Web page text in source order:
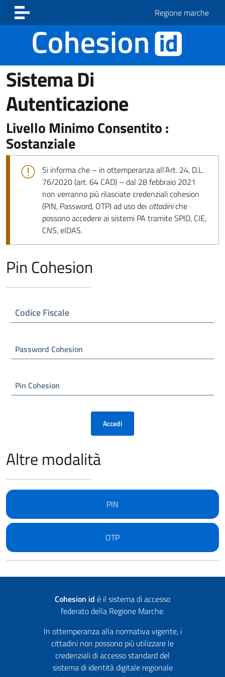
Vai ai contenuti
Vai al footer
Regione marche
Sistema Di
Autenticazione
Livello Minimo Consentito :
Sostanziale
Si informa che – in ottemperanza all’Art. 24, D.L.
76/2020 (art. 64 CAD) – dal 28 febbraio 2021
non verranno più rilasciate credenziali cohesion
(PIN, Password, OTP) ad uso dei cittadiniche
possono accedere ai sistemi PA tramite SPID, CIE,
CNS, eIDAS.
Pin Cohesion
Altre modalità
PIN
OTP
Cohesion id è il sistema di accesso
federato della Regione Marche.
In ottemperanza alla normativa vigente, i
cittadini non possono più utilizzare le
credenziali di accesso standard del
sistema di identità digitale regionale